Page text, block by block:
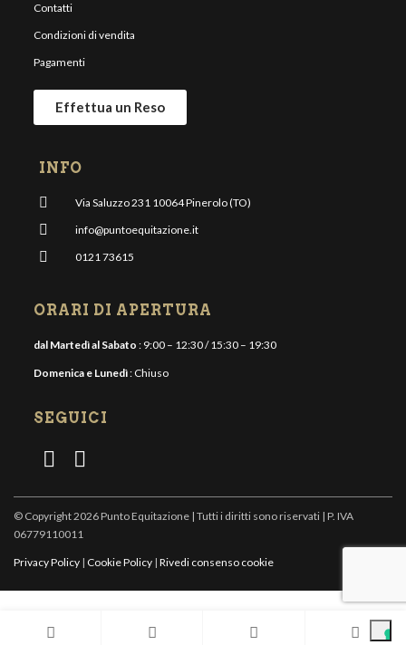
Contatti
Condizioni di vendita
Pagamenti
Effettua un Reso
INFO
Via Saluzzo 231 10064 Pinerolo (TO)
info@puntoequitazione.it
0121 73615
ORARI DI APERTURA
dal Martedì al Sabato : 9:00 – 12:30 / 15:30 – 19:30
Domenica e Lunedì: Chiuso
SEGUICI
© Copyright 2026 Punto Equitazione | Tutti i diritti sono riservati | P. IVA
06779110011
Privacy Policy | Cookie Policy | Rivedi consenso cookie
Informativa sulla raccolta